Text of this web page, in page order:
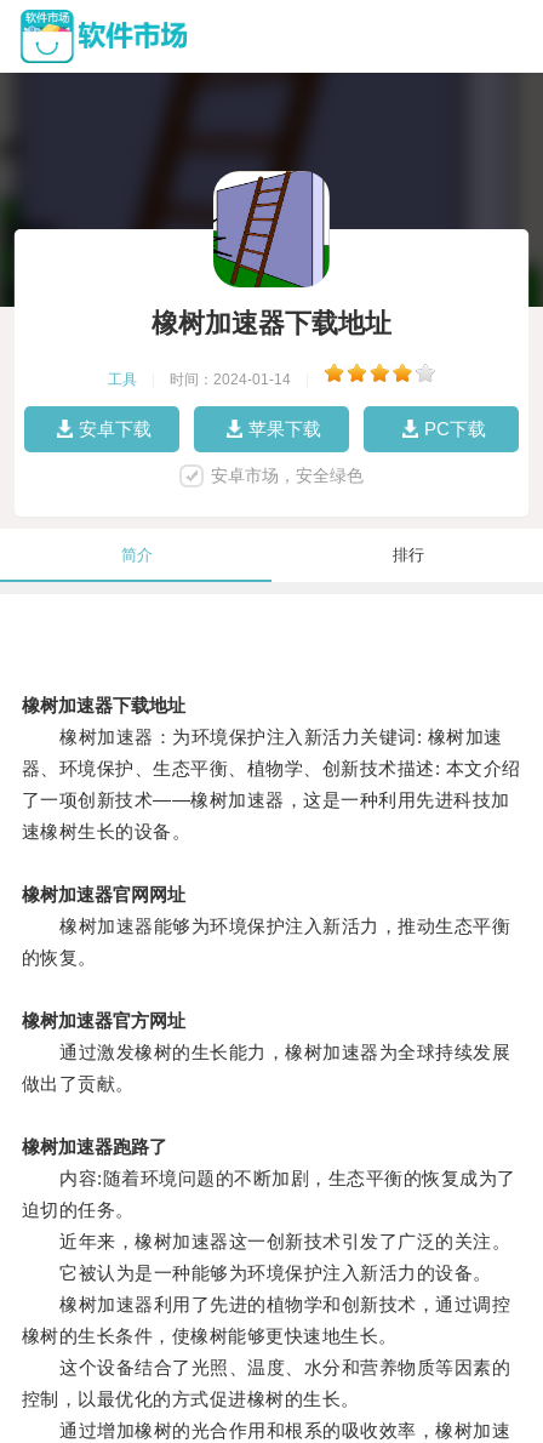
橡树加速器下载地址
工具 时间：2024-01-14
安卓下载 苹果下载 PC下载
安卓市场，安全绿色
简介 排行
橡树加速器下载地址
橡树加速器：为环境保护注入新活力关键词: 橡树加速
器、环境保护、生态平衡、植物学、创新技术描述: 本文介绍
了一项创新技术——橡树加速器，这是一种利用先进科技加
速橡树生长的设备。
橡树加速器官网网址
橡树加速器能够为环境保护注入新活力，推动生态平衡
的恢复。
橡树加速器官方网址
通过激发橡树的生长能力，橡树加速器为全球持续发展
做出了贡献。
橡树加速器跑路了
内容:随着环境问题的不断加剧，生态平衡的恢复成为了
迫切的任务。
近年来，橡树加速器这一创新技术引发了广泛的关注。
它被认为是一种能够为环境保护注入新活力的设备。
橡树加速器利用了先进的植物学和创新技术，通过调控
橡树的生长条件，使橡树能够更快速地生长。
这个设备结合了光照、温度、水分和营养物质等因素的
控制，以最优化的方式促进橡树的生长。
通过增加橡树的光合作用和根系的吸收效率，橡树加速